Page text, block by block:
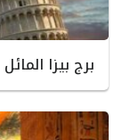
برج بيزا